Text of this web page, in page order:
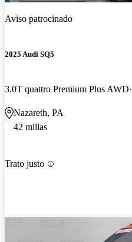
Aviso patrocinado
2025 Audi SQ5
3.0T quattro Premium Plus AWD
Nazareth, PA
42 millas
Trato justo